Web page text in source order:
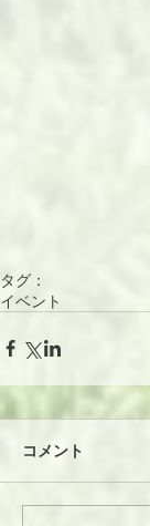
タグ：
イベント
コメント